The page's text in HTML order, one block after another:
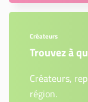
Créateurs
Trouvez à
Créateurs,
région.